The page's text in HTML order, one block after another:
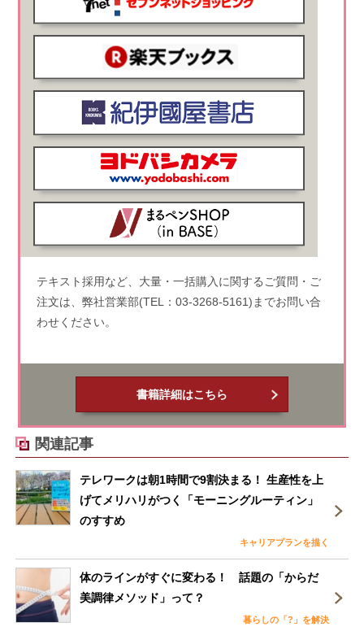
テキスト採用など、大量・一括購入に関するご質問・ご
注文は、弊社営業部(TEL：03-3268-5161)までお問い合
わせください。
書籍詳細はこちら
関連記事
テレワークは朝1時間で9割決まる！ 生産性を上
げてメリハリがつく「モーニングルーティン」
のすすめ
キャリアプランを描く
体のラインがすぐに変わる！ 話題の「からだ
美調律メソッド」って？
暮らしの「?」を解決